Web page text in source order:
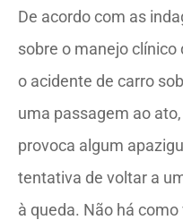
De acordo com as
sobre o manejo
o acidente de carro
uma passagem ao
provoca algum
tentativa de voltar a
à queda. Não há